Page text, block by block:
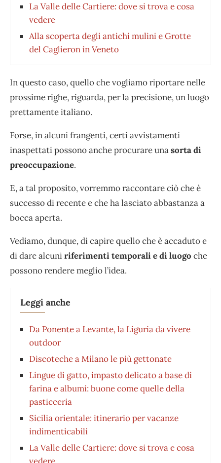
La Valle delle Cartiere: dove si trova e cosa
vedere
Alla scoperta degli antichi mulini e Grotte
del Caglieron in Veneto
In questo caso, quello che vogliamo riportare nelle
prossime righe, riguarda, per la precisione, un luogo
prettamente italiano.
Forse, in alcuni frangenti, certi avvistamenti
inaspettati possono anche procurare unasorta di
preoccupazione.
E, a tal proposito, vorremmo raccontare ciò che è
successo di recente e che ha lasciato abbastanza a
bocca aperta.
Vediamo, dunque, di capire quello che è accaduto e
di dare alcuniriferimenti temporali e di luogo che
possono rendere meglio l’idea.
Leggi anche
Da Ponente a Levante, la Liguria da vivere
outdoor
Discoteche a Milano le più gettonate
Lingue di gatto, impasto delicato a base di
farina e albumi: buone come quelle della
pasticceria
Sicilia orientale: itinerario per vacanze
indimenticabili
La Valle delle Cartiere: dove si trova e cosa